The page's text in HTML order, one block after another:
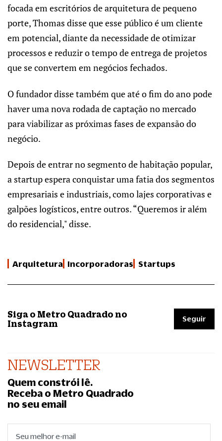
focada em escritórios de arquitetura de pequeno
porte, Thomas disse que esse público é um cliente
em potencial, diante da necessidade de otimizar
processos e reduzir o tempo de entrega de projetos
que se convertem em negócios fechados.
O fundador disse também que até o fim do ano pode
haver uma nova rodada de captação no mercado
para viabilizar as próximas fases de expansão do
negócio.
Depois de entrar no segmento de habitação popular,
a startup espera conquistar uma fatia dos segmentos
empresariais e industriais, como lajes corporativas e
galpões logísticos, entre outros. “Queremos ir além
do residencial," disse.
Arquitetura Incorporadoras Startups
Siga o Metro Quadrado no
Instagram
Seguir
NEWSLETTER
Quem constrói lê.
Receba o Metro Quadrado
no seu email